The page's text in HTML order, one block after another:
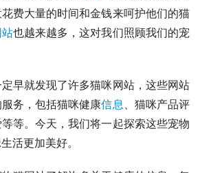
费大量的时间和金钱来呵护他们的猫
也越来越多，这对我们照顾我们的宠
早就发现了许多猫咪网站，这些网站
务，包括猫咪健康信息、猫咪产品评
等。今天，我们将一起探索这些宠物
活更加美好。